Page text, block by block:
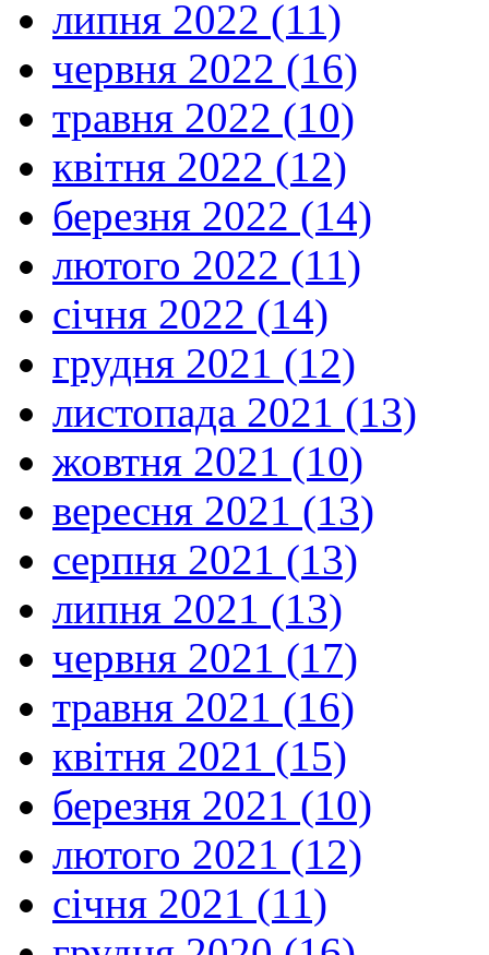
липня 2022 (11)
червня 2022 (16)
травня 2022 (10)
квітня 2022 (12)
березня 2022 (14)
лютого 2022 (11)
січня 2022 (14)
грудня 2021 (12)
листопада 2021 (13)
жовтня 2021 (10)
вересня 2021 (13)
серпня 2021 (13)
липня 2021 (13)
червня 2021 (17)
травня 2021 (16)
квітня 2021 (15)
березня 2021 (10)
лютого 2021 (12)
січня 2021 (11)